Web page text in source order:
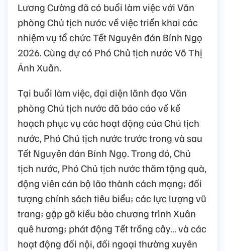
Lương Cường đã có buổi làm việc với Văn
phòng Chủ tịch nước về việc triển khai các
nhiệm vụ tổ chức Tết Nguyên đán Bính Ngọ
2026. Cùng dự có Phó Chủ tịch nước Võ Thị
Ánh Xuân.
Tại buổi làm việc, đại diện lãnh đạo Văn
phòng Chủ tịch nước đã báo cáo về kế
hoạch phục vụ các hoạt động của Chủ tịch
nước, Phó Chủ tịch nước trước trong và sau
Tết Nguyên đán Bính Ngọ. Trong đó, Chủ
tịch nước, Phó Chủ tịch nước thăm tặng quà,
động viên cán bộ lão thành cách mạng; đối
tượng chính sách tiêu biểu; các lực lượng vũ
trang; gặp gỡ kiều bào chương trình Xuân
quê hương; phát động Tết trồng cây… và các
hoạt động đối nội, đối ngoại thường xuyên